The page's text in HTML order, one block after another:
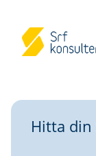
Hitta din